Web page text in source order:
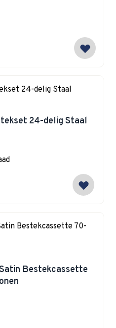
24-delig Staal
Bestekcassette